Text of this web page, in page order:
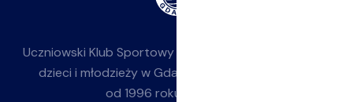
Uczniowski Klub Sportowy
dzieci i młodzieży w Gdańsku-Jasieniu. Działamy
od 1996 roku przy SP 85.